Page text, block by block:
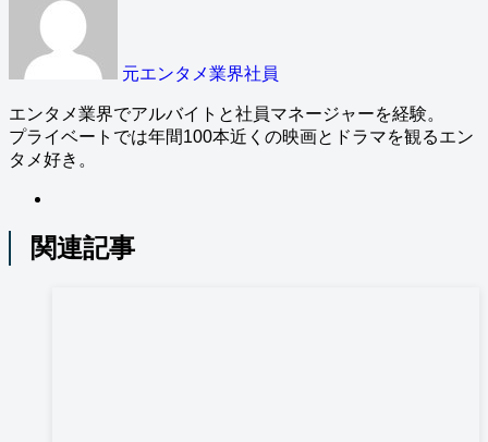
元エンタメ業界社員
エンタメ業界でアルバイトと社員マネージャーを経験。
プライベートでは年間100本近くの映画とドラマを観るエン
タメ好き。
関連記事